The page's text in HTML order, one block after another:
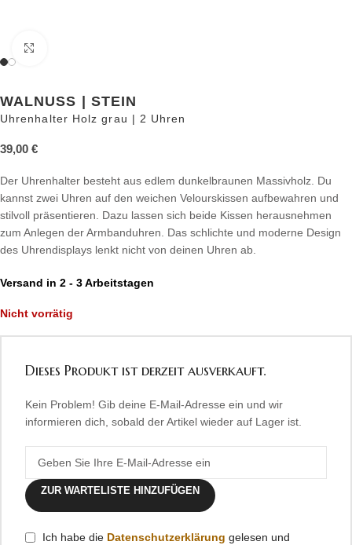
WALNUSS | STEIN
Uhrenhalter Holz grau | 2 Uhren
39,00 €
Der Uhrenhalter besteht aus edlem dunkelbraunen Massivholz. Du
kannst zwei Uhren auf den weichen Velourskissen aufbewahren und
stilvoll präsentieren. Dazu lassen sich beide Kissen herausnehmen
zum Anlegen der Armbanduhren. Das schlichte und moderne Design
des Uhrendisplays lenkt nicht von deinen Uhren ab.
Versand in 2 - 3 Arbeitstagen
Nicht vorrätig
Dieses Produkt ist derzeit ausverkauft.
Kein Problem! Gib deine E-Mail-Adresse ein und wir
informieren dich, sobald der Artikel wieder auf Lager ist.
ZUR WARTELISTE HINZUFÜGEN
Ich habe die Datenschutzerklärung gelesen und